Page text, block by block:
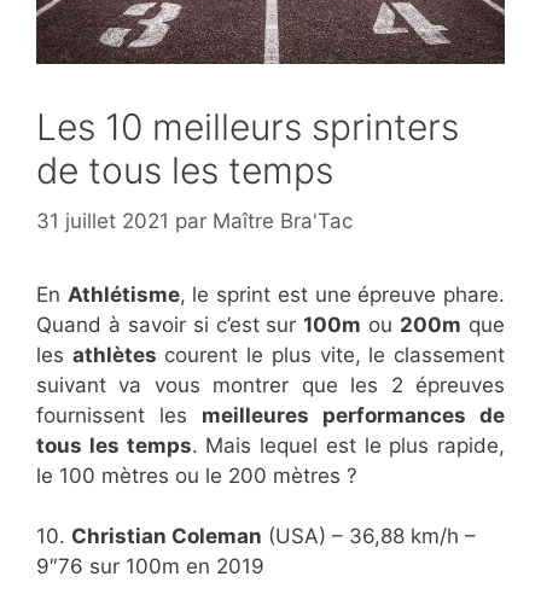
Les 10 meilleurs sprinters
de tous les temps
31 juillet 2021 par Maître Bra'Tac
En Athlétisme, le sprint est une épreuve phare.
Quand à savoir si c’est sur100m ou 200m que
les athlètes courent le plus vite, le classement
suivant va vous montrer que les 2 épreuves
fournissent les meilleures performances de
tous les temps. Mais lequel est le plus rapide,
le 100 mètres ou le 200 mètres ?
10. Christian Coleman (USA) – 36,88 km/h –
9″76 sur 100m en 2019